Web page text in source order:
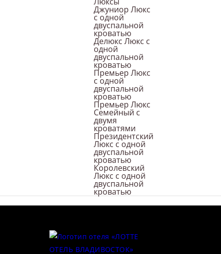
Джуниор Люкс
с одной
двуспальной
кроватью
Делюкс Люкс с
одной
двуспальной
кроватью
Премьер Люкс
с одной
двуспальной
кроватью
Премьер Люкс
Семейный с
двумя
кроватями
Президентский
Люкс с одной
двуспальной
кроватью
Королевский
Люкс с одной
двуспальной
кроватью
떡갈비 (Котлетки из говядины и груши с
떡과 아이스크림 (Десерт из сладкого риса с
수정과 (Финиковый пунш).
Забронировать столик: